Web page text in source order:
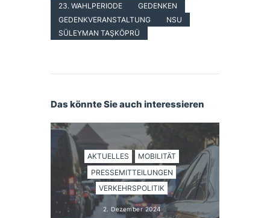
23. WAHLPERIODE
GEDENKEN
GEDENKVERANSTALTUNG
NSU
SÜLEYMAN TAŞKÖPRÜ
Das könnte Sie auch interessieren
AKTUELLES
MOBILITÄT
PRESSEMITTEILUNGEN
VERKEHRSPOLITIK
2. Dezember 2024